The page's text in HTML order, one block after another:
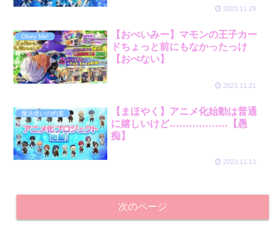
2023.11.29
Obey Me!
【おべいみー】マモンの王子カー
ドちょっと前にもなかったっけ
【おべない】
2023.11.21
魔法使いの約束
【まほやく】アニメ化始動は普通
に嬉しいけど………………【愚
痴】
2023.11.13
次のページ